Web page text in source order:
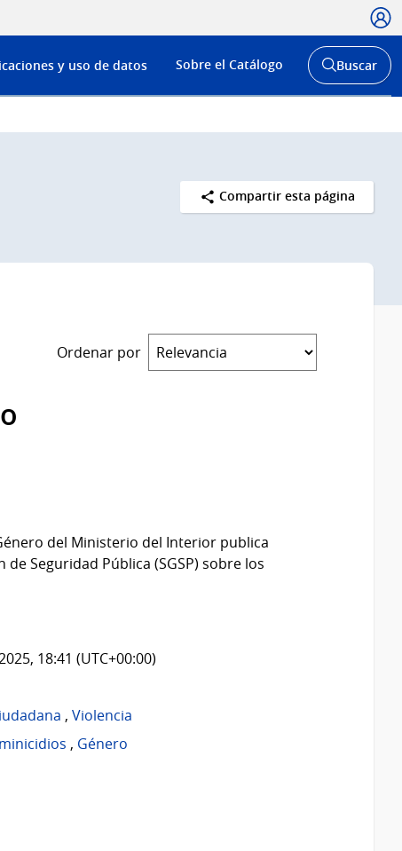
Menú
de
y uso de datos Sobre el Catálogo
Abrir
buscador
Buscar
Compartir esta página
Ordenar por
del Ministerio del Interior publica
Seguridad Pública (SGSP) sobre los
18:41 (UTC+00:00)
, Violencia
, Género